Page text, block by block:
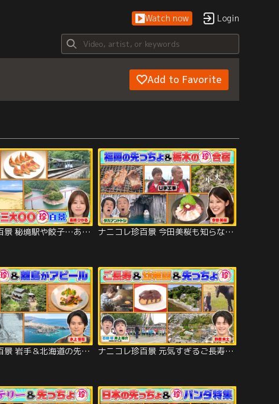
Watch now Login
Add to Favorite
ナニコレ珍百景 秘境駅や餃子…あまり知られてない日本三大○○＆京都・熊本の先っちょ（2026/07/05放送分） ナニコレ珍百景 今田美桜も知らない…地元福岡の先っちょ！絶景広がる神秘的な洞窟（2026/06/28放送分）
ナニコレ珍百景 岩手＆北海道の先っちょ大調査SP！断崖絶壁にフレンチレストラン！？（2026/05/24放送分） ナニコレ珍百景 元気すぎるご長寿＆今どきの幼稚園＆宮城・長崎の先っちょ珍調査SP（2026/05/17放送分）